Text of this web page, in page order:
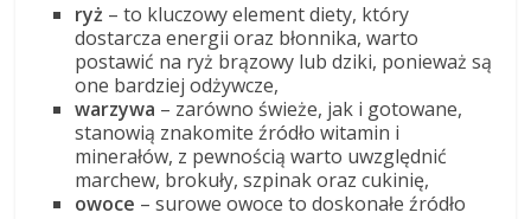
ryż – to kluczowy element diety, który
dostarcza energii oraz błonnika, warto
postawić na ryż brązowy lub dziki, ponieważ są
one bardziej odżywcze,
warzywa – zarówno świeże, jak i gotowane,
stanowią znakomite źródło witamin i
minerałów, z pewnością warto uwzględnić
marchew, brokuły, szpinak oraz cukinię,
owoce – surowe owoce to doskonałe źródło